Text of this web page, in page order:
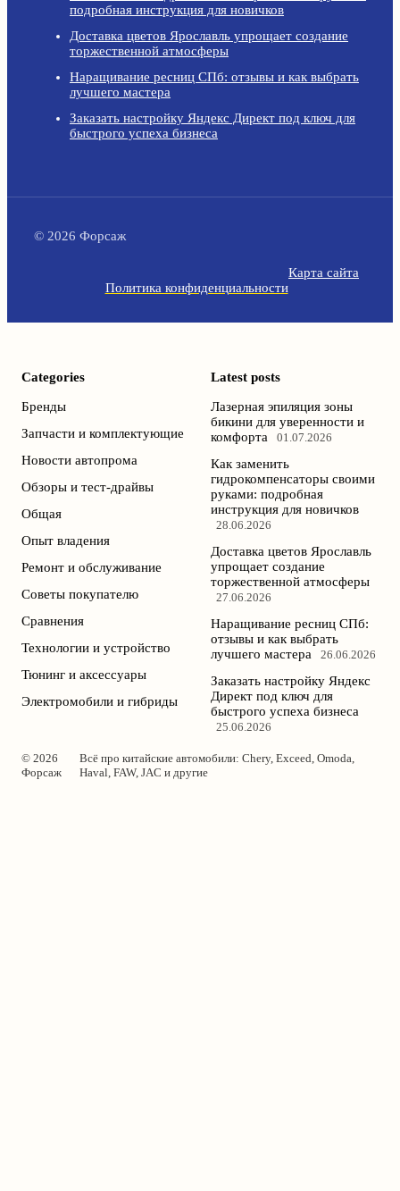
подробная инструкция для новичков
Доставка цветов Ярославль упрощает создание
торжественной атмосферы
Наращивание ресниц СПб: отзывы и как выбрать
лучшего мастера
Заказать настройку Яндекс Директ под ключ для
быстрого успеха бизнеса
© 2026 Форсаж
Карта сайта
Политика конфиденциальности
Categories
Бренды
Запчасти и комплектующие
Новости автопрома
Обзоры и тест-драйвы
Общая
Опыт владения
Ремонт и обслуживание
Советы покупателю
Сравнения
Технологии и устройство
Тюнинг и аксессуары
Электромобили и гибриды
Latest posts
Лазерная эпиляция зоны
бикини для уверенности и
комфорта
01.07.2026
Как заменить
гидрокомпенсаторы своими
руками: подробная
инструкция для новичков
28.06.2026
Доставка цветов Ярославль
упрощает создание
торжественной атмосферы
27.06.2026
Наращивание ресниц СПб:
отзывы и как выбрать
лучшего мастера
26.06.2026
Заказать настройку Яндекс
Директ под ключ для
быстрого успеха бизнеса
25.06.2026
© 2026
Форсаж
Всё про китайские автомобили: Chery, Exceed, Omoda,
Haval, FAW, JAC и другие